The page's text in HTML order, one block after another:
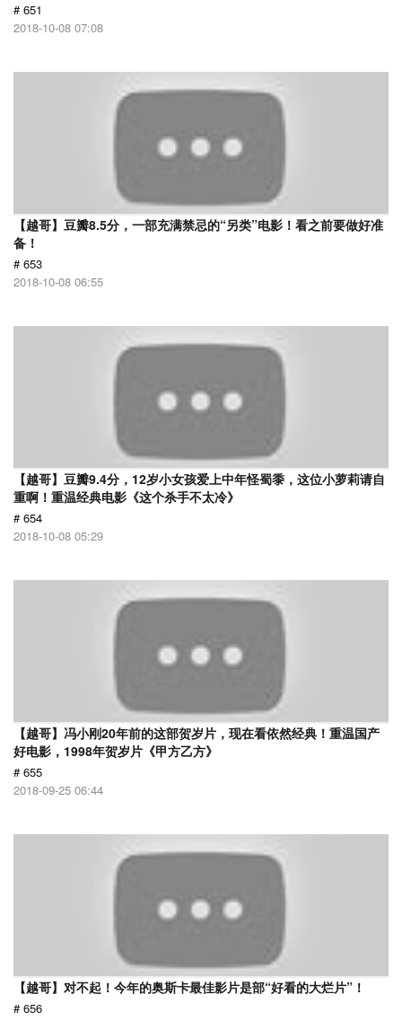
# 651
2018-10-08 07:08
【越哥】豆瓣8.5分，一部充满禁忌的“另类”电影！看之前要做好准
备！
# 653
2018-10-08 06:55
【越哥】豆瓣9.4分，12岁小女孩爱上中年怪蜀黍，这位小萝莉请自
重啊！重温经典电影《这个杀手不太冷》
# 654
2018-10-08 05:29
【越哥】冯小刚20年前的这部贺岁片，现在看依然经典！重温国产
好电影，1998年贺岁片《甲方乙方》
# 655
2018-09-25 06:44
【越哥】对不起！今年的奥斯卡最佳影片是部“好看的大烂片”！
# 656